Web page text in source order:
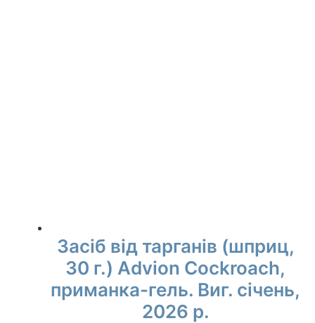
Засіб від тарганів (шприц,
30 г.) Advion Cockroach,
приманка-гель. Виг. січень,
2026 р.